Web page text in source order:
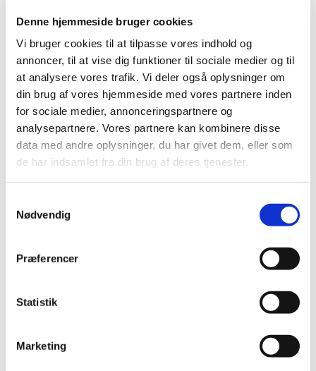
Denne hjemmeside bruger cookies
Vi bruger cookies til at tilpasse vores indhold og
annoncer, til at vise dig funktioner til sociale medier og til
at analysere vores trafik. Vi deler også oplysninger om
din brug af vores hjemmeside med vores partnere inden
for sociale medier, annonceringspartnere og
analysepartnere. Vores partnere kan kombinere disse
data med andre oplysninger, du har givet dem, eller som
de har indsamlet fra din brug af deres tjenester.
Nødvendig
Præferencer
Statistik
Marketing
snak og til at nyde naturen. Vi slutter af med en kop
kaffe.
Du behøver ikke at tilmelde dig. Du skal bare møde
op.
Vi mødes ved veteranbanen i Hedeland på
Brandhøjgårdsvej 2, 2640 Hedehusene.
Vi ses!